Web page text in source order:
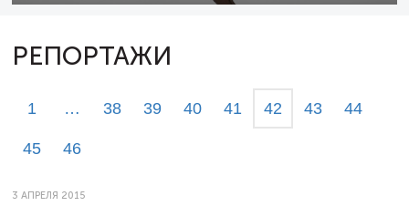
РЕПОРТАЖИ
1 … 38 39 40 41 42 43 44
45 46
3 АПРЕЛЯ 2015